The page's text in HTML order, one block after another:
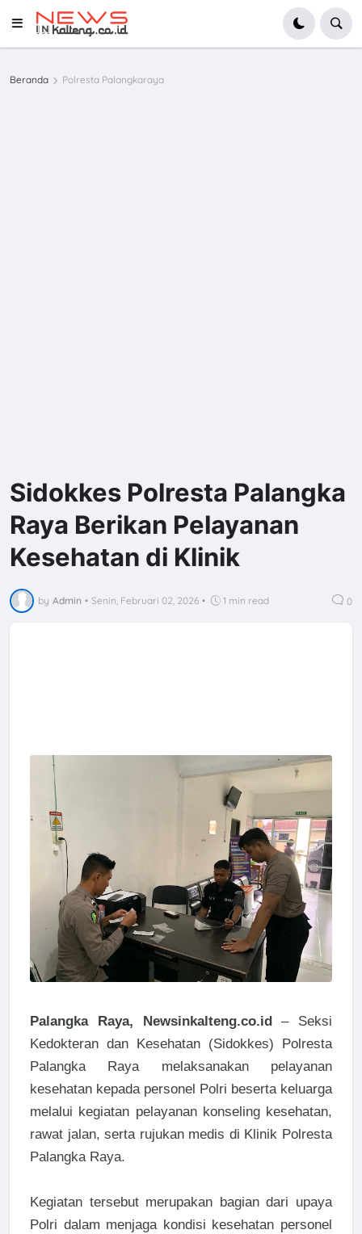
Beranda Polresta Palangkaraya
Sidokkes Polresta Palangka
Raya Berikan Pelayanan
Kesehatan di Klinik
by Admin • Senin, Februari 02, 2026 • 1 min read 0
Palangka Raya, Newsinkalteng.co.id– Seksi
Kedokteran dan Kesehatan (Sidokkes) Polresta
Palangka Raya melaksanakan pelayanan
kesehatan kepada personel Polri beserta keluarga
melalui kegiatan pelayanan konseling kesehatan,
rawat jalan, serta rujukan medis di Klinik Polresta
Palangka Raya.
Kegiatan tersebut merupakan bagian dari upaya
Polri dalam menjaga kondisi kesehatan personel